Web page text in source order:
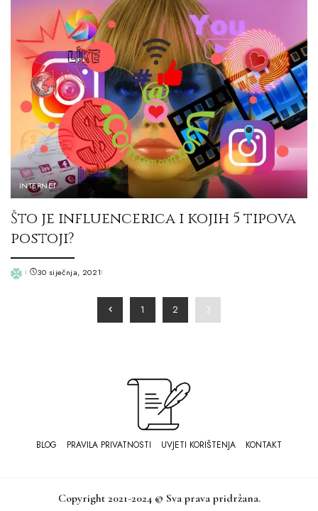
INTERNET
Što je influencerica i kojih 5 tipova
postoji?
Posted30 siječnja, 2021
1 2 3
BLOG PRAVILA PRIVATNOSTI UVJETI KORIŠTENJA KONTAKT
Copyright 2021-2024 © Sva prava pridržana.